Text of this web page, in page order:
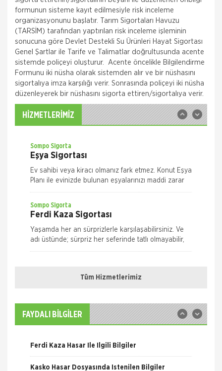
formunun sisteme kayıt edilmesiyle risk inceleme
organizasyonunu başlatır. Tarım Sigortaları Havuzu
(TARSİM) tarafından yaptırılan risk inceleme işleminin
sonucuna göre Devlet Destekli Su Ürünleri Hayat Sigortası
Genel Şartlar ile Tarife ve Talimatlar doğrultusunda acente
sistemde poliçeyi oluşturur. Acente öncelikle Bilgilendirme
Formunu iki nüsha olarak sistemden alır ve bir nüshasını
sigortalıya imza karşılığı verir. Sonrasında poliçeyi iki nüsha
düzenleyerek bir nüshasını sigorta ettiren/sigortalıya verir.
HİZMETLERİMİZ
Quick Sigorta
Zorunlu Deprem Sigortası
Zorunlu Deprem Sigortanız ile depremin neden
olacağı maddi zararlar ile deprem sonucu meydana
gelecek yangın, patlama, tsunami ve yer kayması
hasarlarını teminat altına almak istiyorsanız Das
Sompo Sigorta
İş Yeri Sigortası
İş Yeriniz Sompo Japan ile Güvence Altında! İş Yeri
Sompo Sigorta
Eşya Sigortası
Ev sahibi veya kiracı olmanız fark etmez. Konut Eşya
Planı ile evinizde bulunan eşyalarınızı maddi zarar
ve risklere karşı size en uygun plan alternatifini
Sompo Sigorta
Ferdi Kaza Sigortası
Yaşamda her an sürprizlerle karşılaşabilirsiniz. Ve
adı üstünde; sürpriz her seferinde tatlı olmayabilir,
risk taşıyabilir. Yolda yürürken, evde ya da iş yeriniz
Ferdi Kaza Sigortası
akışı içinde uğrayabileceğiniz pek çok kaza
nedeniyle sizin ve aileniz
Sompo Sigorta
Bireysel Genişletilmiş Kasko Otomobiliniz,
yaşamınızın artık vazgeçilmezlerinden biri.
Dilediğiniz yere, dilediğiniz zamanda gidebilme
Tüm Hizmetlerimiz
FAYDALI BİLGİLER
ONLİNE Dask Prim Hesaplama
Trafik Hasarı için Gerekli Bilgiler
Yangın Hasarı ile ilgili Bilgiler
Ferdi Kaza Hasar İle İlgili Bilgiler
Kasko Hasar Dosyasında İstenilen Bilgiler